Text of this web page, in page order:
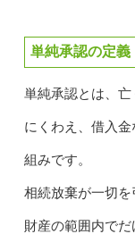
単純承認の定義
単純承認とは、
にくわえ、借入
組みです。
相続放棄が一切
財産の範囲内で